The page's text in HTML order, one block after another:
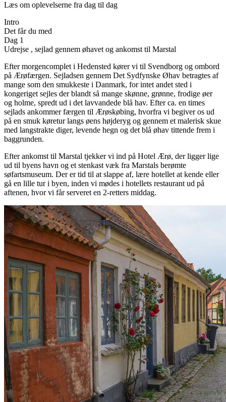
Læs om oplevelserne fra dag til dag
Intro
Det får du med
Dag 1
Udrejse , sejlad gennem øhavet og ankomst til Marstal
Efter morgencomplet i Hedensted kører vi til Svendborg og ombord
på Ærøfærgen. Sejladsen gennem Det Sydfynske Øhav betragtes af
mange som den smukkeste i Danmark, for intet andet sted i
kongeriget sejles der blandt så mange skønne, grønne, frodige øer
og holme, spredt ud i det lavvandede blå hav. Efter ca. en times
sejlads ankommer færgen til Ærøskøbing, hvorfra vi begiver os ud
på en smuk køretur langs øens højderyg og gennem et malerisk skue
med langstrakte diger, levende hegn og det blå øhav tittende frem i
baggrunden.
Efter ankomst til Marstal tjekker vi ind på Hotel Ærø, der ligger lige
ud til byens havn og et stenkast væk fra Marstals berømte
søfartsmuseum. Der er tid til at slappe af, lære hotellet at kende eller
gå en lille tur i byen, inden vi mødes i hotellets restaurant ud på
aftenen, hvor vi får serveret en 2-retters middag.